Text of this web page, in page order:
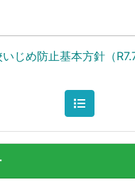
じめ防止基本方針（